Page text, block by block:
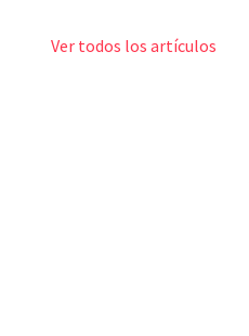
Ver todos los artículos